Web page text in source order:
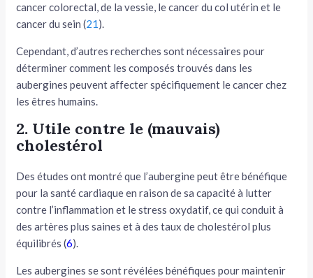
cancer colorectal, de la vessie, le cancer du col utérin et le
cancer du sein (21).
Cependant, d’autres recherches sont nécessaires pour
déterminer comment les composés trouvés dans les
aubergines peuvent affecter spécifiquement le cancer chez
les êtres humains.
2. Utile contre le (mauvais)
cholestérol
Des études ont montré que l’aubergine peut être bénéfique
pour la santé cardiaque en raison de sa capacité à lutter
contre l’inflammation et le stress oxydatif, ce qui conduit à
des artères plus saines et à des taux de cholestérol plus
équilibrés (6).
Les aubergines se sont révélées bénéfiques pour maintenir